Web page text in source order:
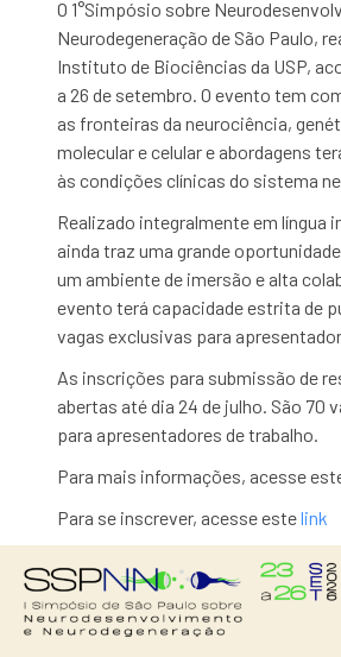
O 1°Simpósio sobre
Neurodegeneração de São Paulo,
Instituto de Biociências da USP,
a 26 de setembro. O evento tem
as fronteiras da neurociência,
molecular e celular e abordagens
às condições clínicas do sistema
Realizado integralmente em língua
ainda traz uma grande
um ambiente de imersão e alta
evento terá capacidade estrita de
vagas exclusivas para
As inscrições para submissão de
abertas até dia 24 de julho. São 70
para apresentadores de trabalho.
Para mais informações, acesse
Para se inscrever, acesse estelink